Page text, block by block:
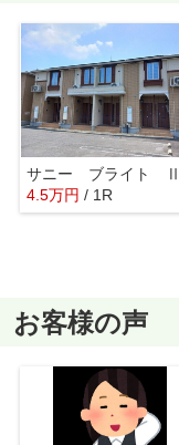
サニー ブライト Ⅱ
4.5万円 / 1R
お客様の声